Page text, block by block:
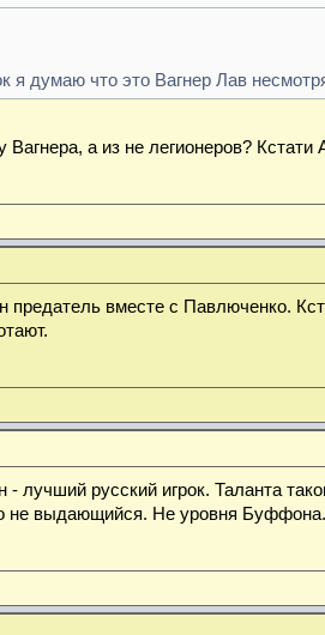
я думаю что это Вагнер Лав
Вагнера, а из не легионеров?
вместе с Павлюченко.
лучший русский игрок. Таланта
не выдающийся. Не уровня Буффона.